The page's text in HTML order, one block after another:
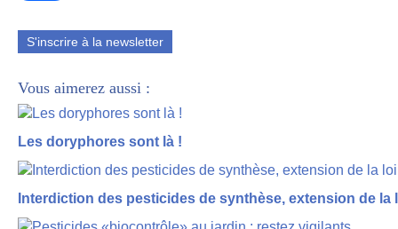
S'inscrire à la newsletter
Vous aimerez aussi :
Les doryphores sont là !
Interdiction des pesticides de synthèse, extension de